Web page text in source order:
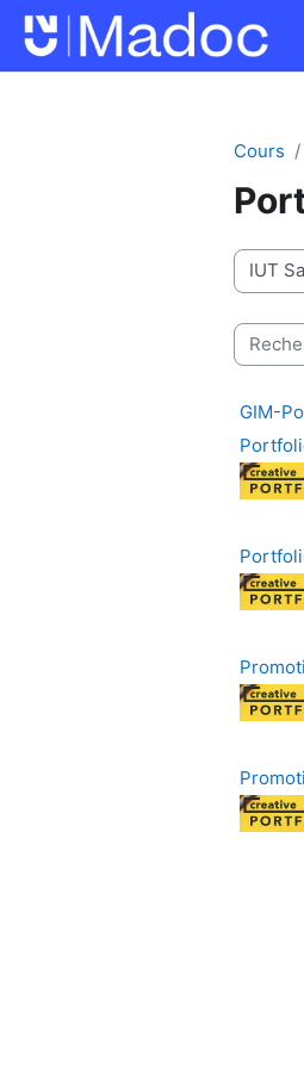
Passer au contenu principal
Cours
GIM-